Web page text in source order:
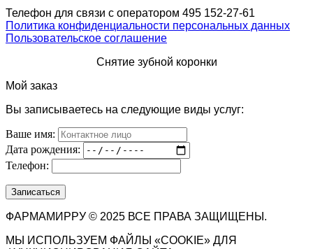
Телефон для связи с оператором 495 152-27-61
Политика конфиденциальности персональных данных
Пользовательское соглашение
Снятие зубной коронки
Мой заказ
Вы записываетесь на следующие виды услуг:
Ваше имя:
Дата рождения:
Телефон:
ФАРМАМИРРУ © 2025 ВСЕ ПРАВА ЗАЩИЩЕНЫ.
МЫ ИСПОЛЬЗУЕМ ФАЙЛЫ «COOKIE» ДЛЯ